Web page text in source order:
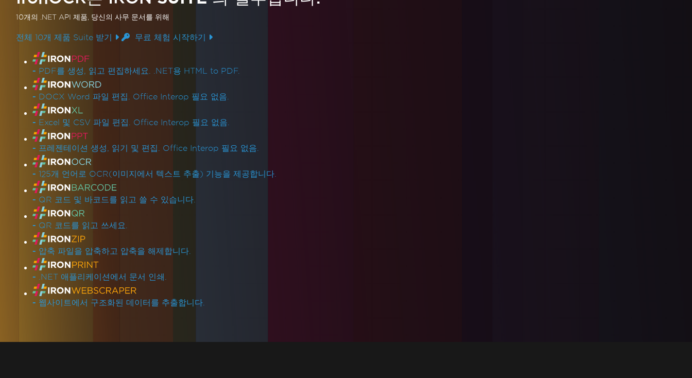
얻는 방법을 안내합니다. 이미지를 개선하고
인식 정확도를 높이는 필수 기술을 익히세요.
화하면 더욱 정확한 OCR 결과를 얻을 수 있
10개의 .NET API 제품, 당신의 사무 문서를 위해
전체 10개 제품 Suite 받기 무료 체험 시작하기
제품 링크
- PDF를 생성, 읽고 편집하세요. .NET용 HTML to PDF.
- DOCX Word 파일 편집. Office Interop 필요 없음.
- Excel 및 CSV 파일 편집. Office Interop 필요 없음.
- 프레젠테이션 생성, 읽기 및 편집. Office Interop 필요 없음.
- 125개 언어로 OCR(이미지에서 텍스트 추출) 기능을 제공합니다.
- QR 코드 및 바코드를 읽고 쓸 수 있습니다.
- QR 코드를 읽고 쓰세요.
- 압축 파일을 압축하고 압축을 해제합니다.
- .NET 애플리케이션에서 문서 인쇄.
- 웹사이트에서 구조화된 데이터를 추출합니다.